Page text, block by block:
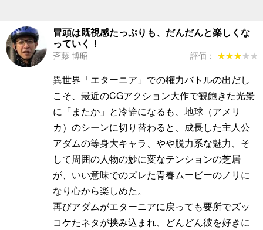
冒頭は既視感たっぷりも、だんだんと楽しくな
っていく！
斉藤 博昭 評価： ★★★★★
★★★★★
異世界「エターニア」での権力バトルの出だし
こそ、最近のCGアクション大作で観飽きた光景
に「またか」と冷静になるも、地球（アメリ
カ）のシーンに切り替わると、成長した主人公
アダムの等身大キャラ、やや脱力系な魅力、そ
して周囲の人物の妙に変なテンションの芝居
が、いい意味でのズレた青春ムービーのノリに
なり心から楽しめた。
再びアダムがエターニアに戻っても要所でズッ
コケたネタが挟み込まれ、どんどん彼を好きに